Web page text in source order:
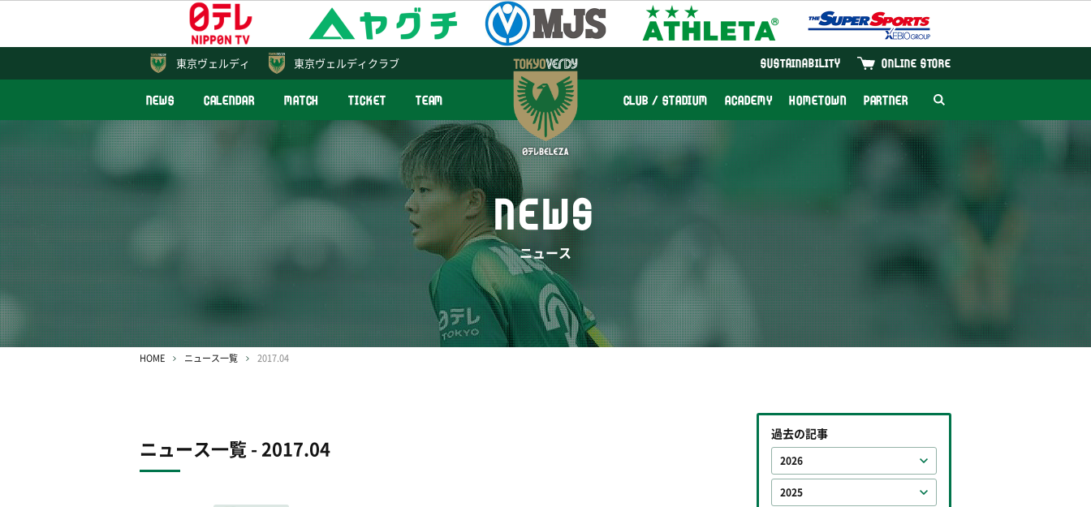
東京ヴェルディクラブ ONLINE STORE
SUSTAINABILITY
NEWS CALENDAR MATCH TICKET TEAM CLUB / STADIUM ACADEMY HOMETOWN PARTNER
東京ヴェルディ
NEWS
ニュース
HOME ニュース一覧 2017.04
ニュース一覧 - 2017.04
過去の記事
2026
2025